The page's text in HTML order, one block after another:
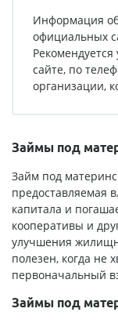
Информация об
официальных
сайте, по
организации,
Займы под
Займ под
предоставляемая
капитала и
кооперативы и
улучшения
полезен, когда не
первоначальный
Займы под